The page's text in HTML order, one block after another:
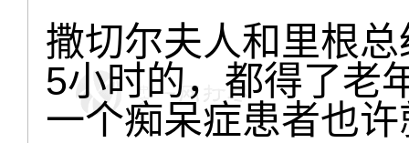
撒切尔夫人和里根
5小时的，都得了老
一个痴呆症患者也